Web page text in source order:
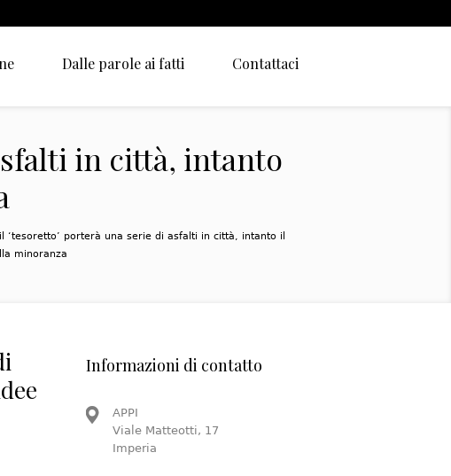
Dalle parole ai fatti Contattaci
in città, intanto
‘tesoretto’ porterà una serie di asfalti in città, intanto il
minoranza
Informazioni di contatto
APPI
Viale Matteotti, 17
Imperia